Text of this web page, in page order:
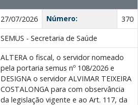
27/07/2026 Número:
370
SEMUS - Secretaria de Saúde
ALTERA o fiscal, o servidor nomeado
pela portaria semus nº 108/2026 e
DESIGNA o servidor ALVIMAR TEIXEIRA
COSTALONGA para com observância
da legislação vigente e ao Art. 117, da